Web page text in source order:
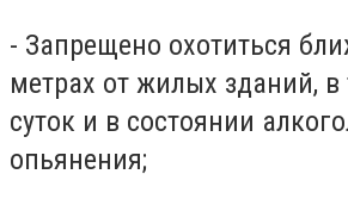
- Запрещено охотиться
метрах от жилых зданий,
суток и в состоянии
опьянения;